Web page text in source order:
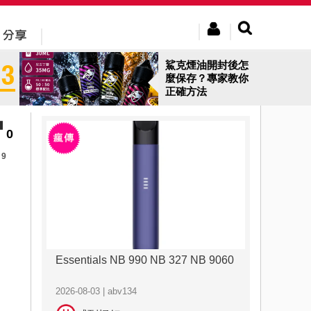
鯊克煙油開封後怎
麼保存？專家教你
正確方法
0
9
Essentials NB 990 NB 327 NB 9060
2026-08-03 | abv134